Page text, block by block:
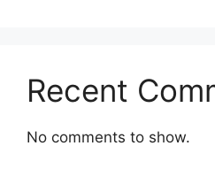
Recent
No comments to show.